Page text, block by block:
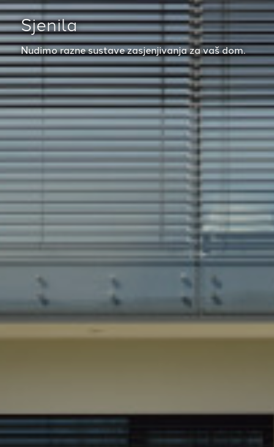
Sjenila
Nudimo razne sustave zasjenjivanja za vaš dom.